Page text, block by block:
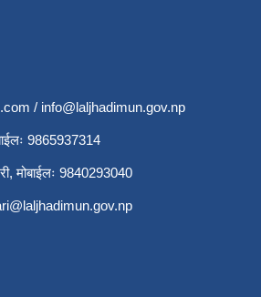
/ info@laljhadimun.gov.np
9865937314
मोबाईलः 9840293040